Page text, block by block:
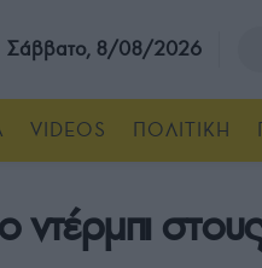
Σάββατο, 8/08/2026
VIDEOS ΠΟΛΙΤΙΚΗ